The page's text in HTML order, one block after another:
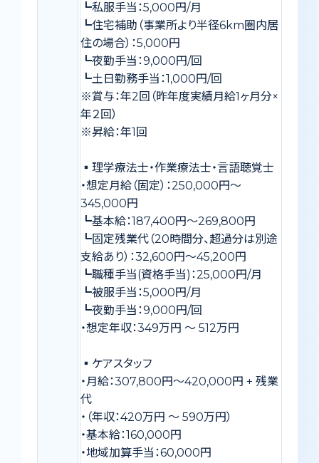
┗私服手当：5,000円/月
┗住宅補助（事業所より半径6km圏内居
住の場合）：5,000円
┗夜勤手当：9,000円/回
┗土日勤務手当：1,000円/回
※賞与：年2回（昨年度実績月給1ヶ月分×
年２回）
※昇給：年1回
▪️理学療法士・作業療法士・言語聴覚士
・想定月給（固定）：250,000円〜
345,000円
┗基本給：187,400円〜269,800円
┗固定残業代（20時間分、超過分は別途
支給あり）：32,600円〜45,200円
┗職種手当(資格手当)：25,000円/月
┗被服手当：5,000円/月
┗夜勤手当：9,000円/回
・想定年収：349万円 〜 512万円
▪️ケアスタッフ
・月給：307,800円〜420,000円 + 残業
代
・（年収：420万円 〜 590万円）
・基本給：160,000円
・地域加算手当：60,000円